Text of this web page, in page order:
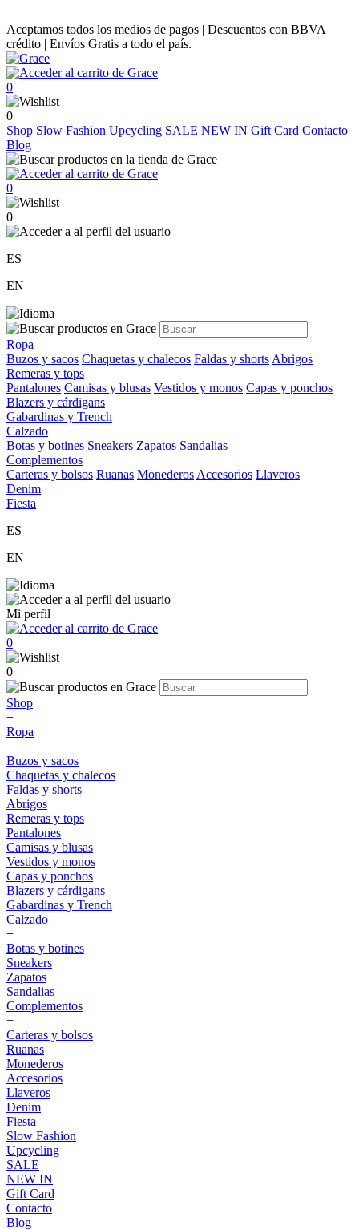
Aceptamos todos los medios de pagos | Descuentos con BBVA
crédito | Envíos Gratis a todo el país.
0
0
Shop Slow Fashion Upcycling SALE NEW IN Gift Card Contacto
Blog
0
0
ES
EN
Ropa
Buzos y sacos Chaquetas y chalecos Faldas y shorts Abrigos
Remeras y tops
Pantalones Camisas y blusas Vestidos y monos Capas y ponchos
Blazers y cárdigans
Gabardinas y Trench
Calzado
Botas y botines Sneakers Zapatos Sandalias
Complementos
Carteras y bolsos Ruanas Monederos Accesorios Llaveros
Denim
Fiesta
ES
EN
Mi perfil
0
0
Shop
+
Ropa
+
Buzos y sacos
Chaquetas y chalecos
Faldas y shorts
Abrigos
Remeras y tops
Pantalones
Camisas y blusas
Vestidos y monos
Capas y ponchos
Blazers y cárdigans
Gabardinas y Trench
Calzado
+
Botas y botines
Sneakers
Zapatos
Sandalias
Complementos
+
Carteras y bolsos
Ruanas
Monederos
Accesorios
Llaveros
Denim
Fiesta
Slow Fashion
Upcycling
SALE
NEW IN
Gift Card
Contacto
Blog